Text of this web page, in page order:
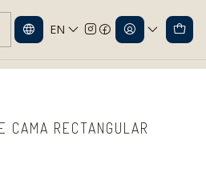
EN
CAMA RECTANGULAR